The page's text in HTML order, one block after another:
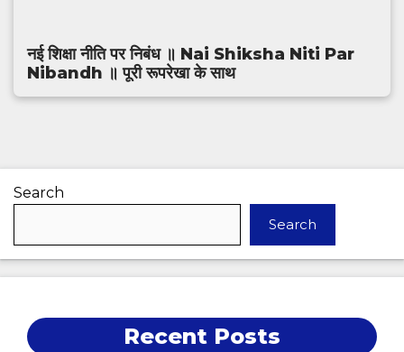
नई शिक्षा नीति पर निबंध ॥ Nai Shiksha Niti Par
Nibandh ॥ पूरी रूपरेखा के साथ
Search
Search
Recent Posts